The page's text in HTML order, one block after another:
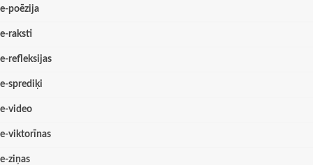
e-poēzija
e-raksti
e-refleksijas
e-sprediķi
e-video
e-viktorīnas
e-ziņas